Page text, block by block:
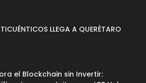
LLEGA A QUERÉTARO
el Blockchain sin Invertir: